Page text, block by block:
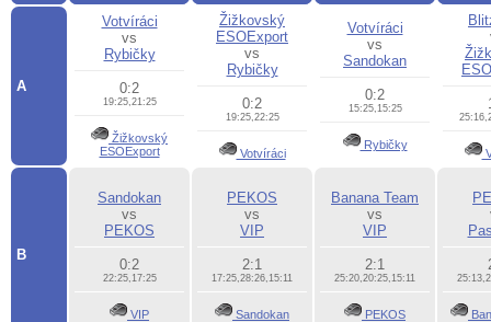
A
Votvíráci
vs
Rybičky
0:2
19:25,21:25
Žižkovský
ESOExport
Žižkovský
ESOExport
vs
Rybičky
0:2
19:25,22:25
Votvíráci
Votvíráci
vs
Sandokan
0:2
15:25,15:25
Rybičky
B
Sandokan
vs
PEKOS
0:2
22:25,17:25
VIP
PEKOS
vs
VIP
2:1
17:25,28:26,15:11
Sandokan
Banana Team
vs
VIP
2:1
25:20,20:25,15:11
PEKOS